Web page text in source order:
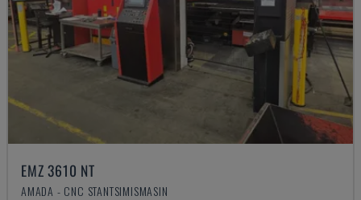
EMZ 3610 NT
AMADA - CNC STANTSIMISMASIN